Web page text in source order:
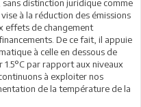
distinction juridique comme
à la réduction des émissions
effets de changement
De ce fait, il appuie
à celle en dessous de
par rapport aux niveaux
à exploiter nos
de la température de la